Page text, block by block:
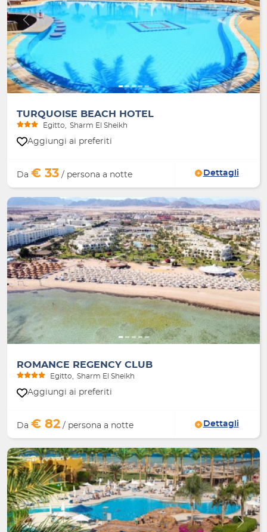
Indietro Avanti
TURQUOISE BEACH HOTEL
Egitto Sharm El Sheikh
Aggiungi ai preferiti
Da € 33 / persona a notte Dettagli
Indietro Avanti
ROMANCE REGENCY CLUB
Egitto Sharm El Sheikh
Aggiungi ai preferiti
Da € 82 / persona a notte Dettagli
Indietro Avanti